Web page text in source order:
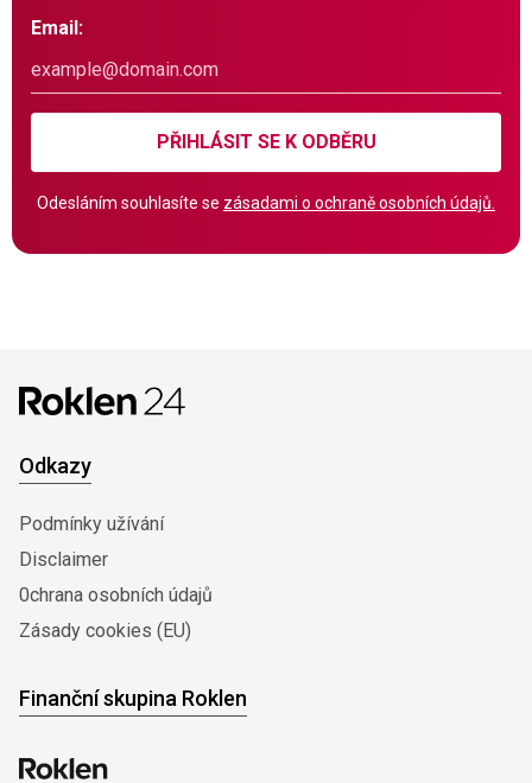
Email:
PŘIHLÁSIT SE K ODBĚRU
Odesláním souhlasíte se zásadami o ochraně osobních údajů.
Odkazy
Podmínky užívání
Disclaimer
0chrana osobních údajů
Zásady cookies (EU)
Finanční skupina Roklen